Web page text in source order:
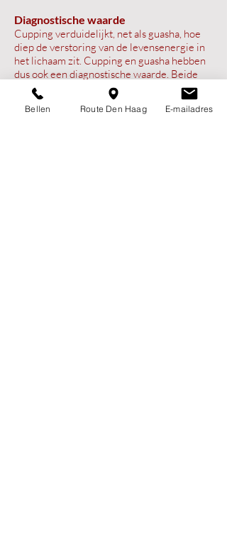
Diagnostische waarde
Cupping verduidelijkt, net als guasha, hoe
diep de verstoring van de levensenergie in
het lichaam zit. Cupping en guasha hebben
dus ook een diagnostische waarde. Beide
technieken geven bovendien informatie
over de manier waarop Frederike u verder
kan behandelen.
Bellen Route Den Haag E-mailadres